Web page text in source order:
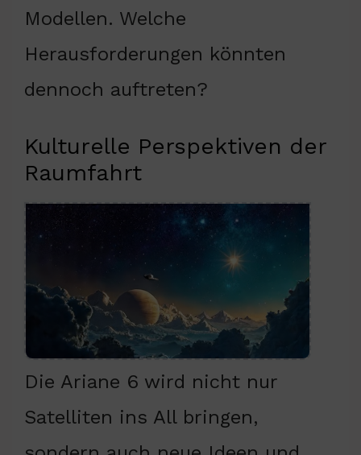
Modellen. Welche
Herausforderungen könnten
dennoch auftreten?
Kulturelle Perspektiven der
Raumfahrt
Die Ariane 6 wird nicht nur
Satelliten ins All bringen,